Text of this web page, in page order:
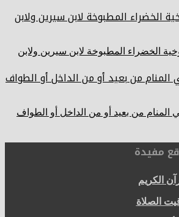
الخضراء المطبوخة لابن سيرين ولابن
من بعيد أو من الداخل أو الطواف
مفيدة
الكريم
الصلاة